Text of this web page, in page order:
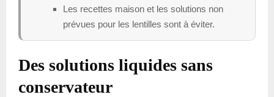
Les recettes maison et les solutions non
prévues pour les lentilles sont à éviter.
Des solutions liquides sans
conservateur